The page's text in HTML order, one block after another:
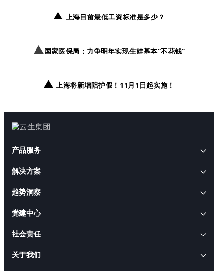
▲上海目前最低工资标准是多少？
▲国家医保局：力争明年实现生娃基本“不花钱”
▲上海将新增陪护假！11月1日起实施！
产品服务
AI+人事
AI+软件
解决方案
云生AI解决方案
云生智慧服务解决方案
趋势洞察
云生动态
CEO访谈
云生活动
党建中心
社会责任
ESG报告
关于我们